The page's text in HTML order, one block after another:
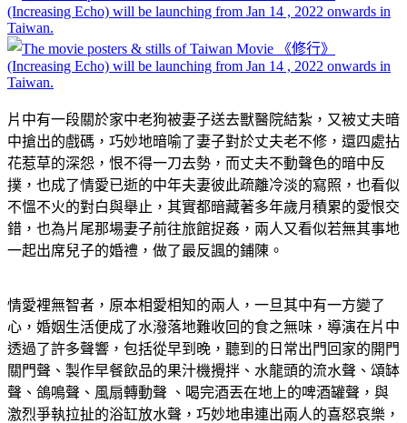
片中有一段關於家中老狗被妻子送去獸醫院結紮，又被丈夫暗
中搶出的戲碼，巧妙地暗喻了妻子對於丈夫老不修，還四處拈
花惹草的深怨，恨不得一刀去勢，而丈夫不動聲色的暗中反
撲，也成了情愛已逝的中年夫妻彼此疏離冷淡的寫照，也看似
不慍不火的對白與舉止，其實都暗藏著多年歲月積累的愛恨交
錯，也為片尾那場妻子前往旅館捉姦，兩人又看似若無其事地
一起出席兒子的婚禮，做了最反諷的鋪陳。
情愛裡無智者，原本相愛相知的兩人，一旦其中有一方變了
心，婚姻生活便成了水潑落地難收回的食之無味，導演在片中
透過了許多聲響，包括從早到晚，聽到的日常出門回家的開門
關門聲、製作早餐飲品的果汁機攪拌、水龍頭的流水聲、頌缽
聲、鴿鳴聲、風扇轉動聲 、喝完酒丟在地上的啤酒罐聲，與
激烈爭執拉扯的浴缸放水聲，巧妙地串連出兩人的喜怒哀樂，